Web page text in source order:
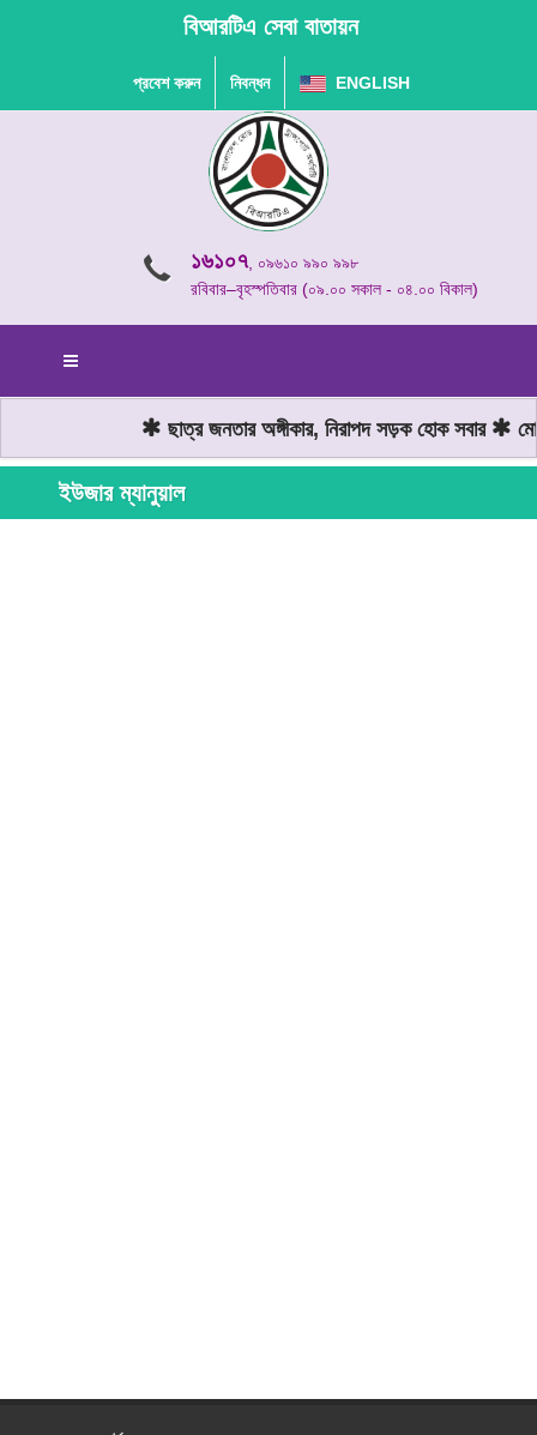
বিআরটিএ সেবা বাতায়ন
প্রবেশ করুন নিবন্ধন ENGLISH
১৬১০৭, ০৯৬১০ ৯৯০ ৯৯৮
রবিবার–বৃহস্পতিবার (০৯.০০ সকাল - ০৪.০০ বিকাল)
ছাত্র জনতার অঙ্গীকার, নিরাপদ সড়ক হোক সবার
ইউজার ম্যানুয়াল